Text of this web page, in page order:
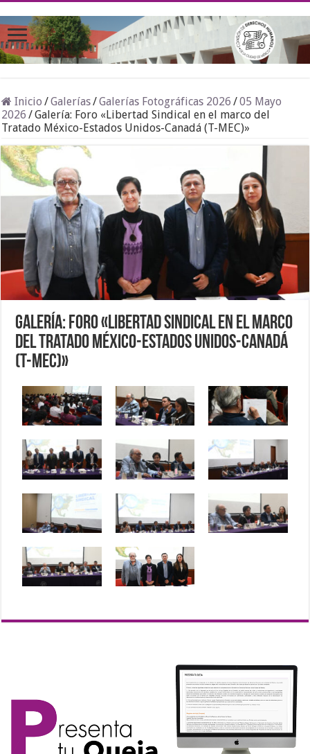
Inicio /Galerías/Galerías Fotográficas 2026 /05 Mayo
2026 /Galería: Foro «Libertad Sindical en el marco del
Tratado México-Estados Unidos-Canadá (T-MEC)»
Galería: Foro «Libertad Sindical en el marco
del Tratado México-Estados Unidos-Canadá
(T-MEC)»